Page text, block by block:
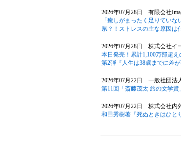
2026年07月28日 有限会社
「癒しがまったく足りてい
県？！ストレスの主な原因は
2026年07月28日 株式会社
本日発売！累計1,100万部超
第2弾『人生は38歳までに差が
2026年07月22日 一般社団
第11回「斎藤茂太 旅の文学
2026年07月22日 株式会社
和田秀樹著『死ぬときはひと